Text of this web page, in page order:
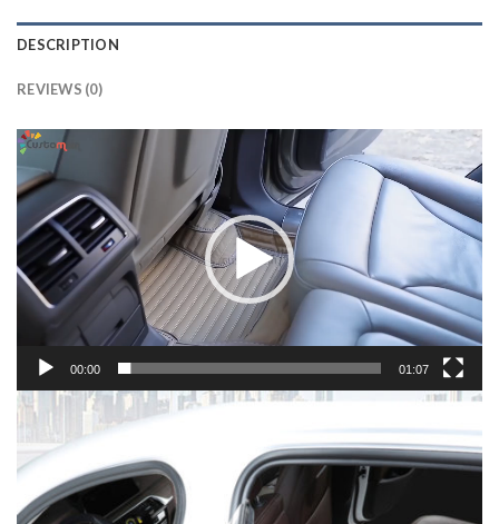
DESCRIPTION
REVIEWS (0)
Lecteur
vidéo
00:00 01:07